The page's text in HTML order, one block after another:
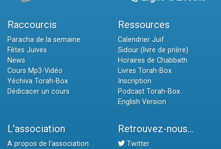
Raccourcis
Paracha de la semaine
Fêtes Juives
News
Cours Mp3-Vidéo
Yéchiva Torah-Box
Dédicacer un cours
Ressources
Calendrier Juif
Sidour (livre de prière)
Horaires de Chabbath
Livres Torah-Box
Inscription
Podcast Torah-Box
English Version
L'association
A propos de l'association
Retrouvez-nous...
Twitter